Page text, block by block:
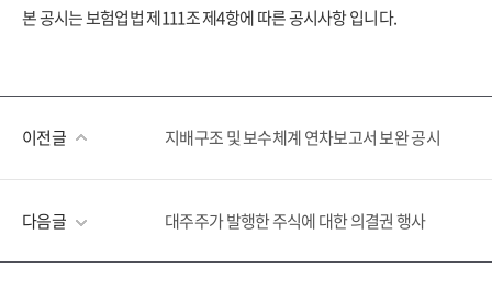
본 공시는 보험업법 제111조 제4항에 따른 공시사항 입니다.
이전글 지배구조 및 보수체계 연차보고서 보완 공시
다음글 대주주가 발행한 주식에 대한 의결권 행사